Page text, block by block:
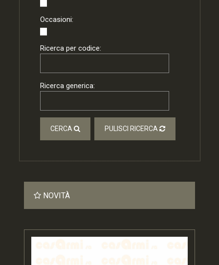
Occasioni:
Ricerca per codice:
Ricerca generica:
CERCA PULISCI RICERCA
NOVITÀ